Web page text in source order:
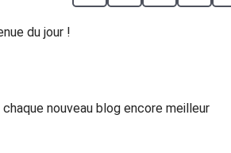
du jour !
nouveau blog encore meilleur